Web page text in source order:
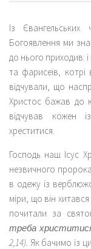
Із
Богоявлення ми
до нього приходив: і
та фарисеїв, котрі
відчували, що
Христос бажав до
відчував кожен
хреститися.
Господь наш Ісус
незвичного
в одежу із
міри, що він хитався
почитали за
треба
2,14). Як бачимо із